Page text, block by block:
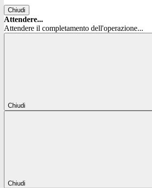
Chiudi
Attendere...
Attendere il completamento dell'operazione...
Chiudi
Chiudi